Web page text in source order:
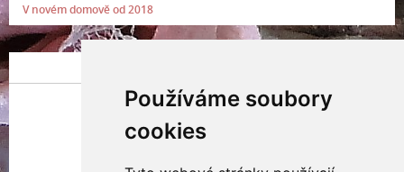
Používáme soubory
cookies
V novém domově od 2018